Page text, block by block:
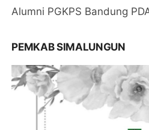
Alumni PGKPS Bandung
PEMKAB SIMALUNGUN